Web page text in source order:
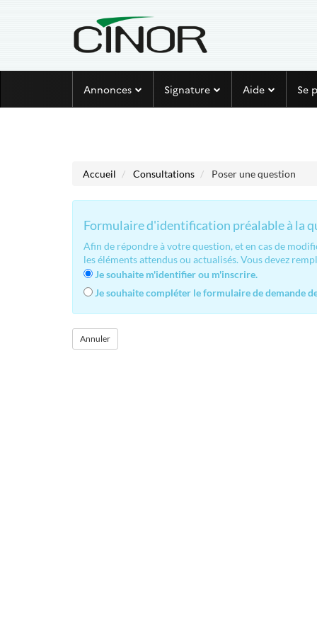
Annonces Signature Aide Se
Accueil Consultations Poser une question
Formulaire d'identification préalable à la
Afin de répondre à votre question, et en cas de
les éléments attendus ou actualisés. Vous devez
Je souhaite m'identifier ou m'inscrire.
Je souhaite compléter le formulaire de demande